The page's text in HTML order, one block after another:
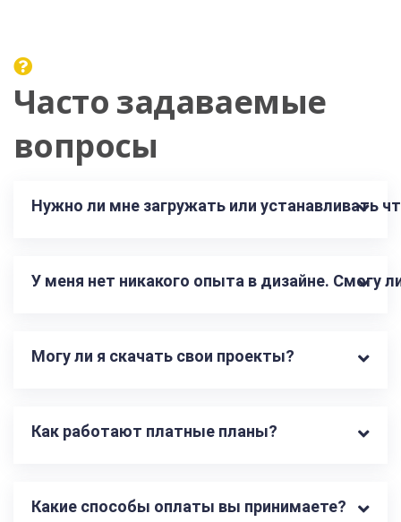
Часто задаваемые
вопросы
Нужно ли мне загружать или устанавливать
У меня нет никакого опыта в дизайне. Смогу
Могу ли я скачать свои проекты?
Как работают платные планы?
Какие способы оплаты вы принимаете?